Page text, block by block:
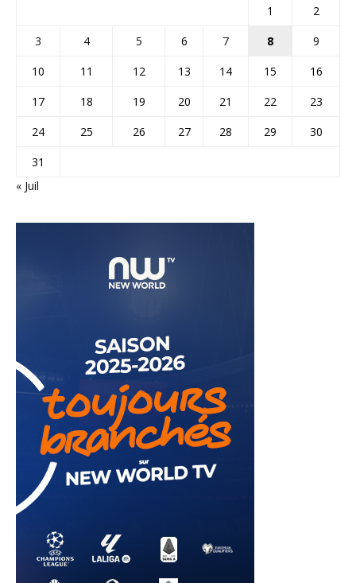
1
2
3
4 5 6 7 8
9
10
11 12 13 14 15
16
17
18 19 20 21 22
23
24
25 26 27 28 29
30
31
« Juil